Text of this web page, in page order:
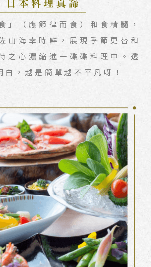
」（應節律而食）和食精髓，
山海幸時鮮，展現季節更替和
之心濃縮進一碟碟料理中。透
，越是簡單越不平凡呀！